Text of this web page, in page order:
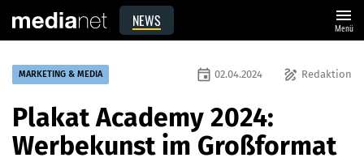
NEWS menu
Menü
MARKETING & MEDIA draw Redaktion
event 02.04.2024
Plakat Academy 2024:
Werbekunst im Großformat